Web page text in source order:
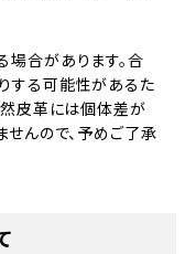
合があります。合
する可能性があるた
然皮革には個体差が
せんので、予めご了承